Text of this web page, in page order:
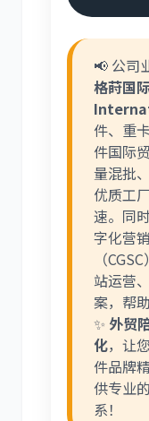
📢 公司
格莳国
件、重
件国际
量混批
优质工
速。同
字化营
（
站运营
案，帮
✨ 外贸
化，让
件品牌
供专业
系！